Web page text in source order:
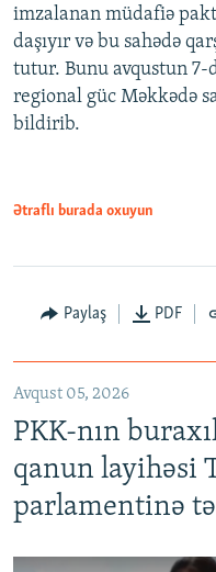
imzalanan müdafiə
daşıyır və bu sahədə
tutur. Bunu avqustun 7-
regional güc Məkkədə
bildirib.
Ətraflı burada oxuyun
Paylaş PDF
Avqust 05, 2026
PKK-nın
qanun layihəsi
parlamentinə